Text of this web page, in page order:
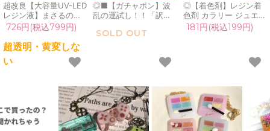
超改良【大容量UV-LED
レジン液】まさるの涙
ver.03 超透明 70g 初心
者 作家 コーティング
ハード 黄変しない 高品
質 クリア 猫 UVレジン
液 安い おすすめ
726円(税込799円)
超透明・黄変しな
い
◎■【ガチャポン】波
乱の運試し！！「訳あ
文につき1つだけよ♪毎
ーツ,雑貨,アクセサリー
SOLD OUT
◎【着色剤】レジン着
色剤 カラリー ジュエリ
ーウォーターカラー 単
品 レジン着色料 定番
GreenOceanオリジナ
181円(税込199円)